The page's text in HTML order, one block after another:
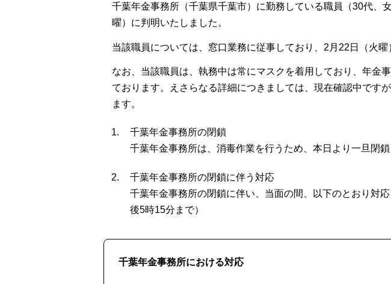
千葉年金事務所（千葉県千葉市）に勤務している職員（30代、
曜）に判明いたしました。
当該職員については、窓口業務に従事しており、2月22日（火曜
なお、当該職員は、執務中は常にマスクを着用しており、年金
ております。えさらなる詳細につきましては、現在確認中です
ます。
千葉年金事務所の閉鎖
千葉年金事務所は、消毒作業を行うため、本日より一旦閉
千葉年金事務所の閉鎖に伴う対応
千葉年金事務所の閉鎖に伴い、当面の間、以下のとおり
後5時15分まで）
千葉年金事務所における対応